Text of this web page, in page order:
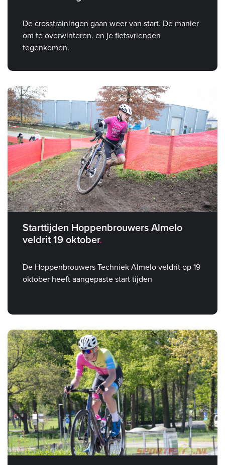
De crosstrainingen gaan weer van start. De manier
om te overwinteren. en je fietsvrienden
tegenkomen.
Starttijden Hoppenbrouwers Almelo
veldrit 19 oktober
De Hoppenbrouwers Techniek Almelo veldrit op 19
oktober heeft aangepaste start tijden